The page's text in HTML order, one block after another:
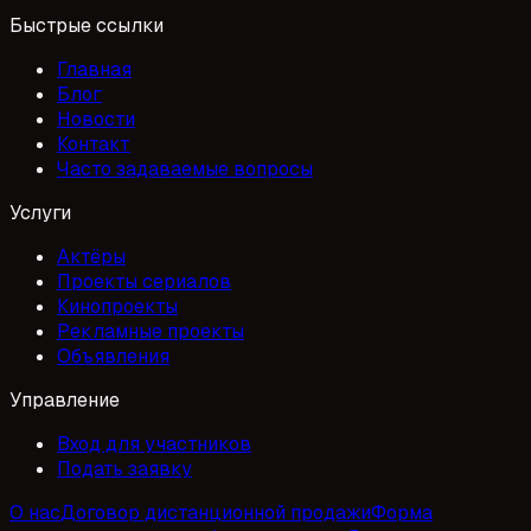
Быстрые ссылки
Главная
Блог
Новости
Контакт
Часто задаваемые вопросы
Услуги
Актёры
Проекты сериалов
Кинопроекты
Рекламные проекты
Объявления
Управление
Вход для участников
Подать заявку
О насДоговор дистанционной продажиФорма